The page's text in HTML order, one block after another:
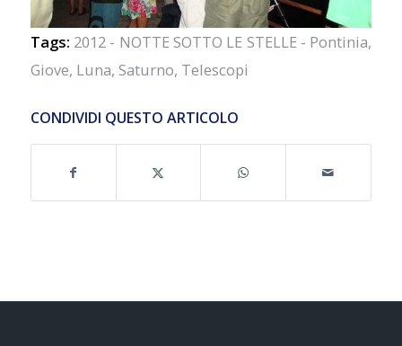
Tags: 2012 - NOTTE SOTTO LE STELLE - Pontinia,
Giove, Luna, Saturno, Telescopi
CONDIVIDI QUESTO ARTICOLO